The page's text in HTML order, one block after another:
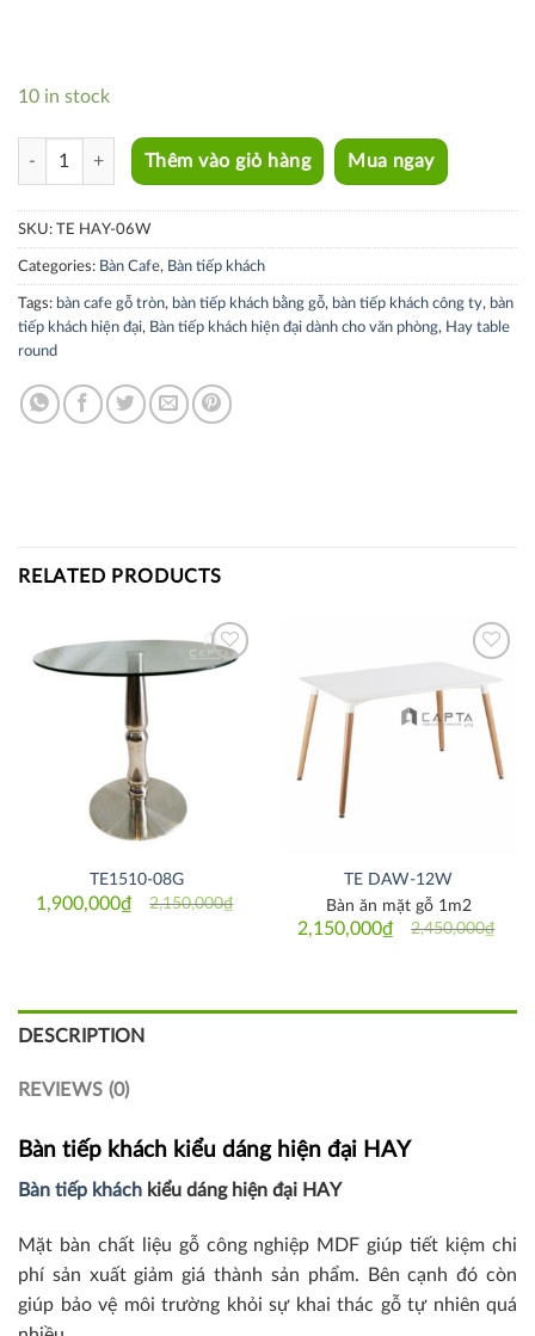
10 in stock
TE HAY -06W quantity
Thêm vào giỏ hàng Mua ngay
SKU: TE HAY-06W
Categories: Bàn Cafe, Bàn tiếp khách
Tags: bàn cafe gỗ tròn, bàn tiếp khách bằng gỗ, bàn tiếp khách công ty, bàn
tiếp khách hiện đại, Bàn tiếp khách hiện đại dành cho văn phòng, Hay table
round
RELATED PRODUCTS
TE1510-08G
2,150,000₫
Original
1,900,000₫
Current
Thích
TE DAW-12W
2,450,000₫
Original
2,150,000₫
Current
Bàn ăn mặt gỗ 1m2
DESCRIPTION
REVIEWS (0)
Bàn tiếp khách kiểu dáng hiện đại HAY
Bàn tiếp khách kiểu dáng hiện đại HAY
Mặt bàn chất liệu gỗ công nghiệp MDF giúp tiết kiệm chi
phí sản xuất giảm giá thành sản phẩm. Bên cạnh đó còn
giúp bảo vệ môi trường khỏi sự khai thác gỗ tự nhiên quá